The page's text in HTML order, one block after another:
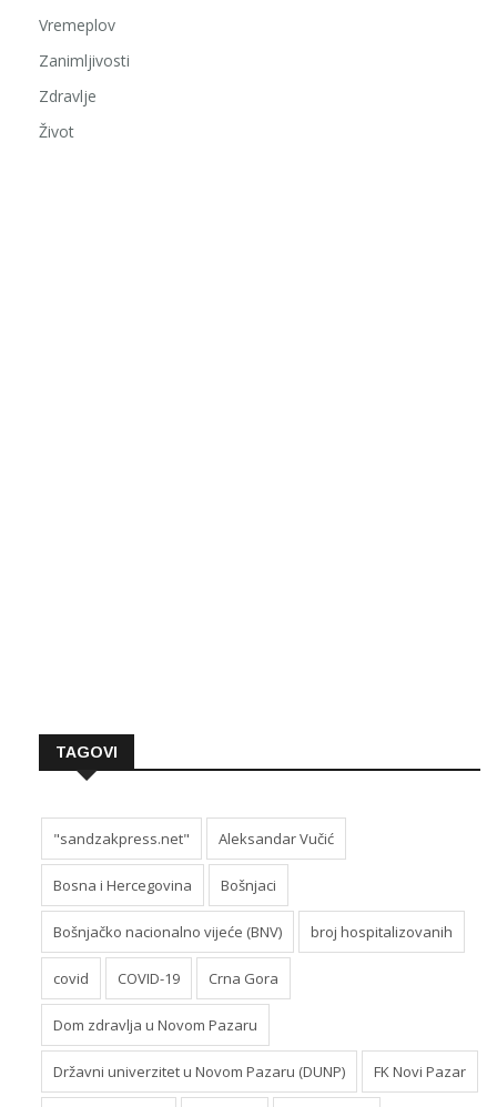
Vremeplov
Zanimljivosti
Zdravlje
Život
TAGOVI
"sandzakpress.net" Aleksandar Vučić
Bosna i Hercegovina Bošnjaci
Bošnjačko nacionalno vijeće (BNV) broj hospitalizovanih
covid COVID-19 Crna Gora
Dom zdravlja u Novom Pazaru
Državni univerzitet u Novom Pazaru (DUNP) FK Novi Pazar